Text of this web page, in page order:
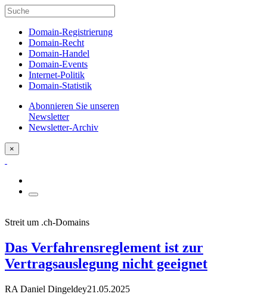
Domain-Registrierung
Domain-Recht
Domain-Handel
Domain-Events
Internet-Politik
Domain-Statistik
Abonnieren Sie unseren
Newsletter
Newsletter-Archiv
×
Streit um .ch-Domains
Das Verfahrensreglement ist zur
Vertragsauslegung nicht geeignet
RA Daniel Dingeldey21.05.2025